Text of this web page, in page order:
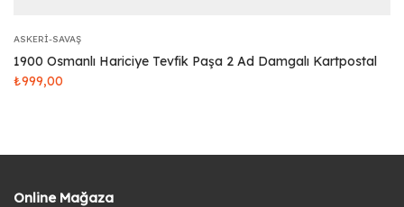
ASKERI-SAVAŞ
1900 Osmanlı Hariciye Tevfik Paşa 2 Ad Damgalı Kartpostal
₺999,00
Online Mağaza